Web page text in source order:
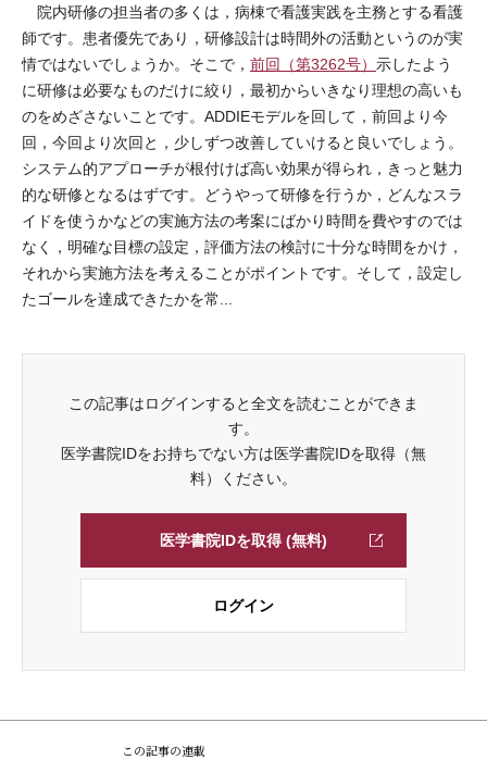
院内研修の担当者の多くは，病棟で看護実践を主務とする看護
師です。患者優先であり，研修設計は時間外の活動というのが実
情ではないでしょうか。そこで， 前回（第3262号） 示したよう
に研修は必要なものだけに絞り，最初からいきなり理想の高いも
のをめざさないことです。ADDIEモデルを回して，前回より今
回，今回より次回と，少しずつ改善していけると良いでしょう。
システム的アプローチが根付けば高い効果が得られ，きっと魅力
的な研修となるはずです。どうやって研修を行うか，どんなスラ
イドを使うかなどの実施方法の考案にばかり時間を費やすのでは
なく，明確な目標の設定，評価方法の検討に十分な時間をかけ，
それから実施方法を考えることがポイントです。そして，設定し
たゴールを達成できたかを常...
この記事はログインすると全文を読むことができま
す。
医学書院IDをお持ちでない方は医学書院IDを取得（無
料）ください。
医学書院IDを取得 (無料)
ログイン
この記事の連載